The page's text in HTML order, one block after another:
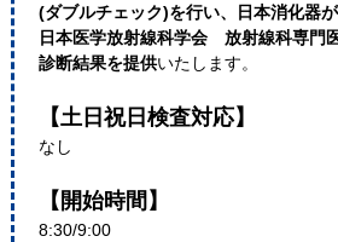
(ダブルチェック)を行い、日本消化器が
日本医学放射線科学会 放射線科専門
診断結果を提供いたします。
【土日祝日検査対応】
なし
【開始時間】
8:30/9:00